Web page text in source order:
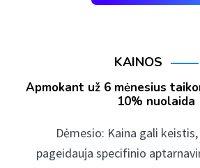
KAINOS
Apmokant už 6 mėnesius
10% nuolaida
Dėmesio: Kaina gali
pageidauja specifinio